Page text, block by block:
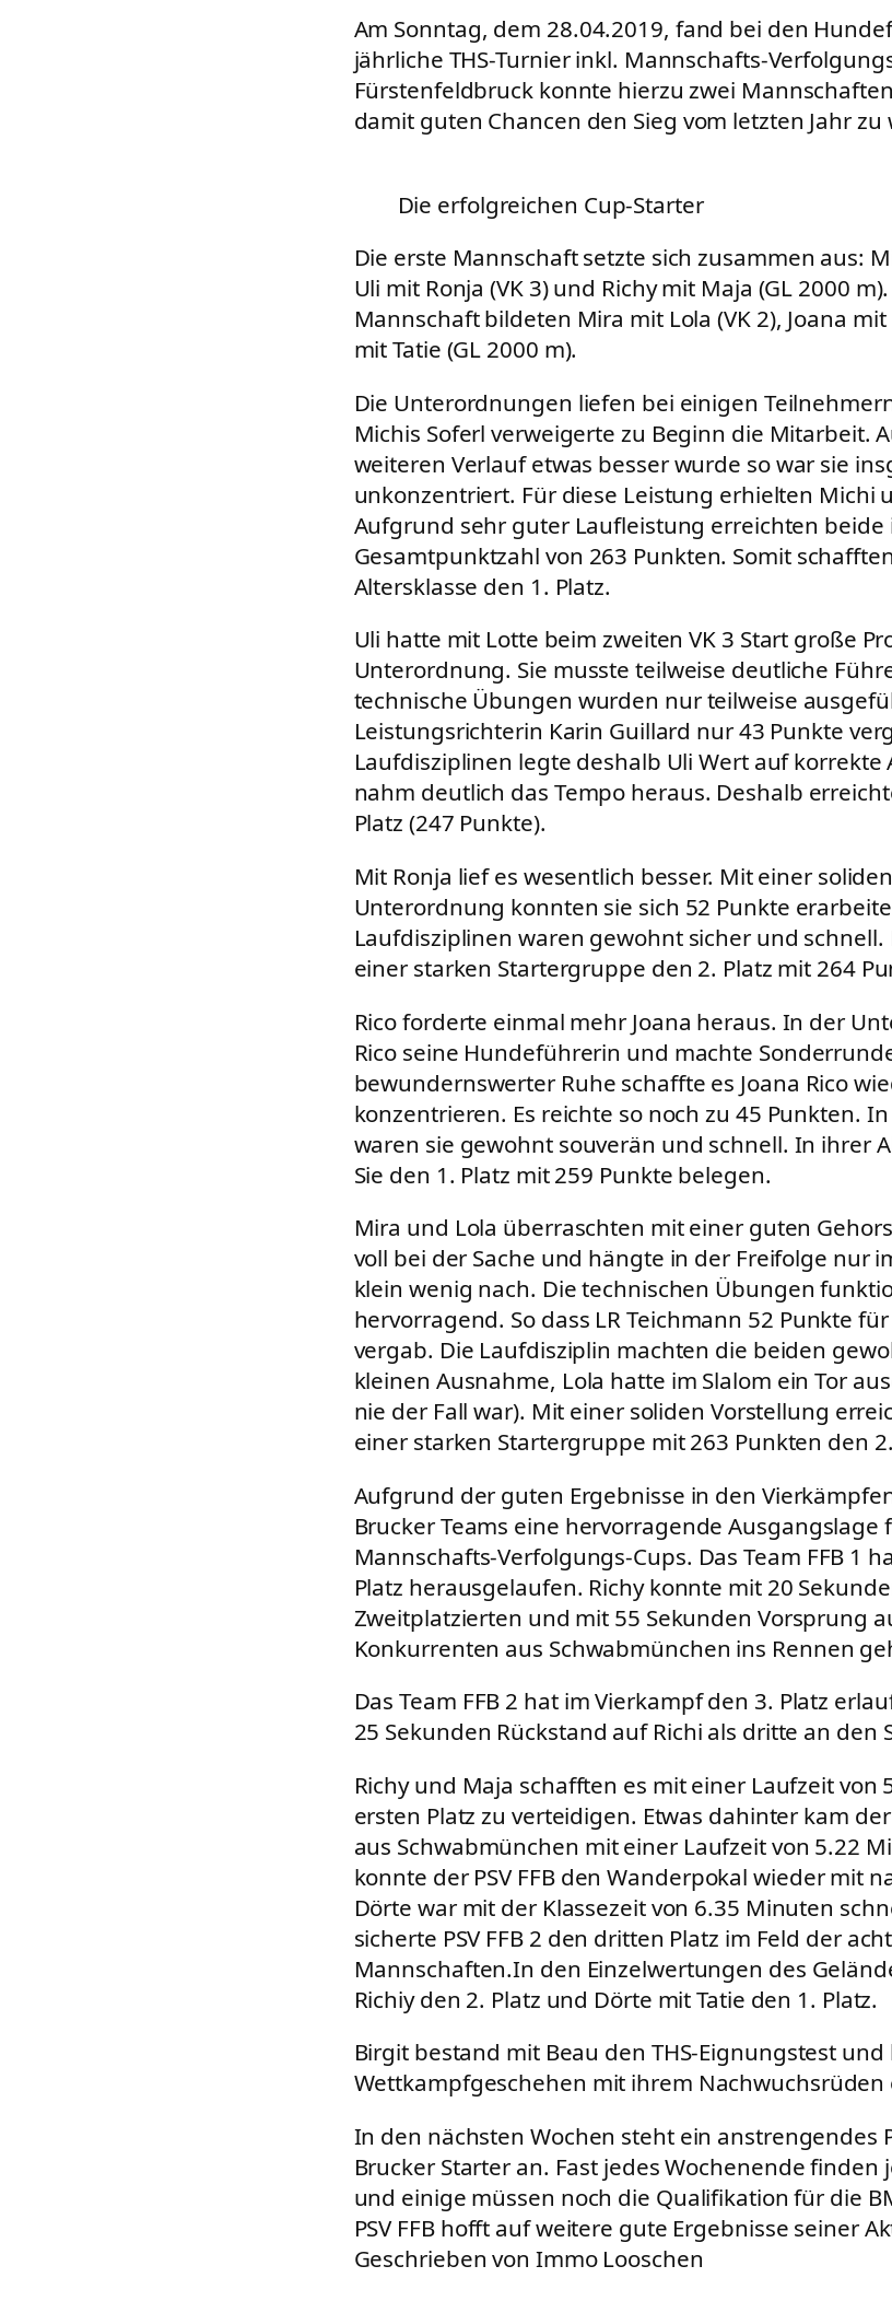
Am Sonntag, dem 28.04.2019, fand bei den
jährliche THS-Turnier inkl. Mannschafts-
Fürstenfeldbruck konnte hierzu zwei
damit guten Chancen den Sieg vom letzten Jahr
Die erfolgreichen Cup-Starter
Die erste Mannschaft setzte sich zusammen aus:
Uli mit Ronja (VK 3) und Richy mit Maja (GL 2000
Mannschaft bildeten Mira mit Lola (VK 2), Joana mit
mit Tatie (GL 2000 m).
Die Unterordnungen liefen bei einigen
Michis Soferl verweigerte zu Beginn die Mitarbeit.
weiteren Verlauf etwas besser wurde so war sie
unkonzentriert. Für diese Leistung erhielten Michi
Aufgrund sehr guter Laufleistung erreichten beide
Gesamtpunktzahl von 263 Punkten. Somit
Altersklasse den 1. Platz.
Uli hatte mit Lotte beim zweiten VK 3 Start große
Unterordnung. Sie musste teilweise deutliche
technische Übungen wurden nur teilweise
Leistungsrichterin Karin Guillard nur 43 Punkte
Laufdisziplinen legte deshalb Uli Wert auf
nahm deutlich das Tempo heraus. Deshalb
Platz (247 Punkte).
Mit Ronja lief es wesentlich besser. Mit einer
Unterordnung konnten sie sich 52 Punkte
Laufdisziplinen waren gewohnt sicher und schnell.
einer starken Startergruppe den 2. Platz mit 264
Rico forderte einmal mehr Joana heraus. In der
Rico seine Hundeführerin und machte
bewundernswerter Ruhe schaffte es Joana Rico
konzentrieren. Es reichte so noch zu 45 Punkten.
waren sie gewohnt souverän und schnell. In ihrer
Sie den 1. Platz mit 259 Punkte belegen.
Mira und Lola überraschten mit einer guten
voll bei der Sache und hängte in der Freifolge nur
klein wenig nach. Die technischen Übungen
hervorragend. So dass LR Teichmann 52 Punkte
vergab. Die Laufdisziplin machten die beiden
kleinen Ausnahme, Lola hatte im Slalom ein Tor
nie der Fall war). Mit einer soliden Vorstellung
einer starken Startergruppe mit 263 Punkten den
Aufgrund der guten Ergebnisse in den
Brucker Teams eine hervorragende Ausgangslage
Mannschafts-Verfolgungs-Cups. Das Team FFB 1
Platz herausgelaufen. Richy konnte mit 20
Zweitplatzierten und mit 55 Sekunden Vorsprung
Konkurrenten aus Schwabmünchen ins Rennen
Das Team FFB 2 hat im Vierkampf den 3. Platz
25 Sekunden Rückstand auf Richi als dritte an den
Richy und Maja schafften es mit einer Laufzeit von
ersten Platz zu verteidigen. Etwas dahinter kam
aus Schwabmünchen mit einer Laufzeit von 5.22
konnte der PSV FFB den Wanderpokal wieder mit
Dörte war mit der Klassezeit von 6.35 Minuten
sicherte PSV FFB 2 den dritten Platz im Feld der
Mannschaften.In den Einzelwertungen des
Richiy den 2. Platz und Dörte mit Tatie den 1. Platz.
Birgit bestand mit Beau den THS-Eignungstest
Wettkampfgeschehen mit ihrem Nachwuchsrüden
In den nächsten Wochen steht ein anstrengendes
Brucker Starter an. Fast jedes Wochenende finden
und einige müssen noch die Qualifikation für die
PSV FFB hofft auf weitere gute Ergebnisse seiner
Geschrieben von Immo Looschen